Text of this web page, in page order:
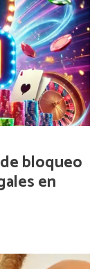
bloqueo
en